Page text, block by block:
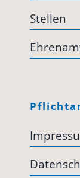
Stellen